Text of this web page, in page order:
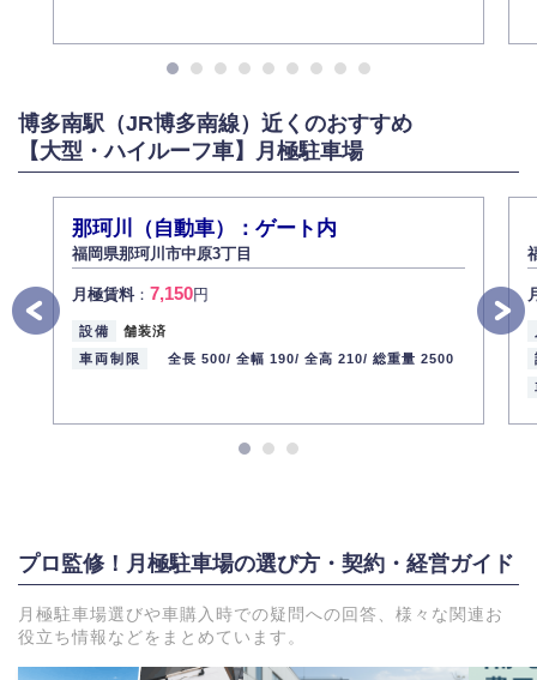
博多南駅（JR博多南線）近くのおすすめ
【大型・ハイルーフ車】月極駐車場
那珂川（自動車）：ゲート内
福岡県那珂川市中原3丁目
月極賃料： 7,150円
設備
舗装済
車両制限
全長 500/ 全幅 190/ 全高 210/ 総重量 2500
プロ監修！月極駐車場の選び方・契約・経営ガイド
月極駐車場選びや車購入時での疑問への回答、様々な関連お
役立ち情報などをまとめています。